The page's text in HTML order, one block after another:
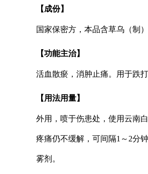
【成份】
国家保密方，本品含草乌（制
【功能主治】
活血散瘀，消肿止痛。用于跌
【用法用量】
外用，喷于伤患处，使用云南
疼痛仍不缓解，可间隔1～2分
雾剂。